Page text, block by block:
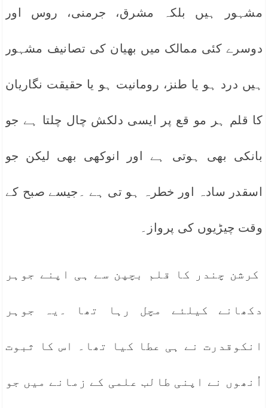
مشہور ہیں بلکہ مشرق، جرمنی، روس اور
دوسرے کئی ممالک میں بھیان کی تصانیف مشہور
ہیں درد ہو یا طنز، رومانیت ہو یا حقیقت نگاریان
کا قلم ہر مو قع پر ایسی دلکش چال چلتا ہے جو
بانکی بھی ہوتی ہے اور انوکھی بھی لیکن جو
اسقدر سادہ اور خطرہ ہو تی ہے ۔جیسے صبح کے
وقت چیڑیوں کی پرواز۔
کرشن چندر کا قلم بچپن سے ہی اپنے جوہر
دکھانے کیلئے مچل رہا تھا ۔یہ جوہر
انکوقدرت نے ہی عطا کیا تھا۔ اس کا ثبوت
اُنھوں نے اپنی طالب علمی کے زمانے میں جو